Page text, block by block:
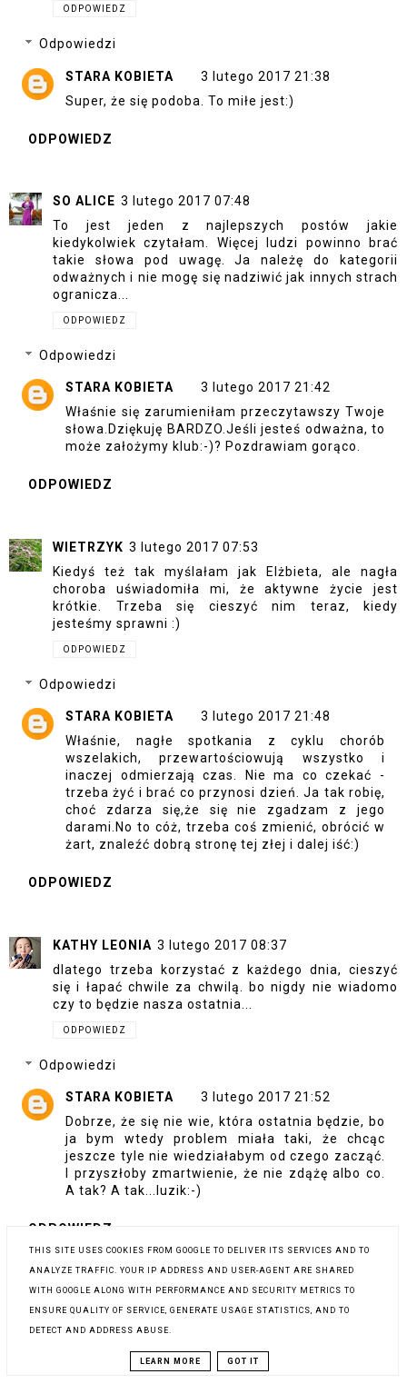
ODPOWIEDZ
Odpowiedzi
STARA KOBIETA
3 lutego 2017 21:38
Super, że się podoba. To miłe jest:)
ODPOWIEDZ
SO ALICE 3 lutego 2017 07:48
To jest jeden z najlepszych postów jakie
kiedykolwiek czytałam. Więcej ludzi powinno brać
takie słowa pod uwagę. Ja należę do kategorii
odważnych i nie mogę się nadziwić jak innych strach
ogranicza...
ODPOWIEDZ
Odpowiedzi
STARA KOBIETA
3 lutego 2017 21:42
Właśnie się zarumieniłam przeczytawszy Twoje
słowa.Dziękuję BARDZO.Jeśli jesteś odważna, to
może założymy klub:-)? Pozdrawiam gorąco.
ODPOWIEDZ
WIETRZYK 3 lutego 2017 07:53
Kiedyś też tak myślałam jak Elżbieta, ale nagła
choroba uświadomiła mi, że aktywne życie jest
krótkie. Trzeba się cieszyć nim teraz, kiedy
jesteśmy sprawni :)
ODPOWIEDZ
Odpowiedzi
STARA KOBIETA
3 lutego 2017 21:48
Właśnie, nagłe spotkania z cyklu chorób
wszelakich, przewartościowują wszystko i
inaczej odmierzają czas. Nie ma co czekać -
trzeba żyć i brać co przynosi dzień. Ja tak robię,
choć zdarza się,że się nie zgadzam z jego
darami.No to cóż, trzeba coś zmienić, obrócić w
żart, znaleźć dobrą stronę tej złej i dalej iść:)
ODPOWIEDZ
KATHY LEONIA 3 lutego 2017 08:37
dlatego trzeba korzystać z każdego dnia, cieszyć
się i łapać chwile za chwilą. bo nigdy nie wiadomo
czy to będzie nasza ostatnia...
ODPOWIEDZ
Odpowiedzi
STARA KOBIETA
3 lutego 2017 21:52
Dobrze, że się nie wie, która ostatnia będzie, bo
ja bym wtedy problem miała taki, że chcąc
jeszcze tyle nie wiedziałabym od czego zacząć.
I przyszłoby zmartwienie, że nie zdążę albo co.
A tak? A tak...luzik:-)
ODPOWIEDZ
FASHIONLIKEALIFE 3 lutego 2017 10:29
Piękna stylizacja :)
Zapraszam na bloga i wspólnej obserwacji
http://fashionlikealife.blogspot.com/
THIS SITE USES COOKIES FROM GOOGLE TO DELIVER ITS SERVICES AND TO
ANALYZE TRAFFIC. YOUR IP ADDRESS AND USER-AGENT ARE SHARED
WITH GOOGLE ALONG WITH PERFORMANCE AND SECURITY METRICS TO
ENSURE QUALITY OF SERVICE, GENERATE USAGE STATISTICS, AND TO
DETECT AND ADDRESS ABUSE.
LEARN MORE GOT IT